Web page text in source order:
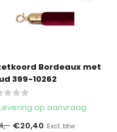
Bordeaux met
399-10262
op aanvraag
€20,40 Excl. btw